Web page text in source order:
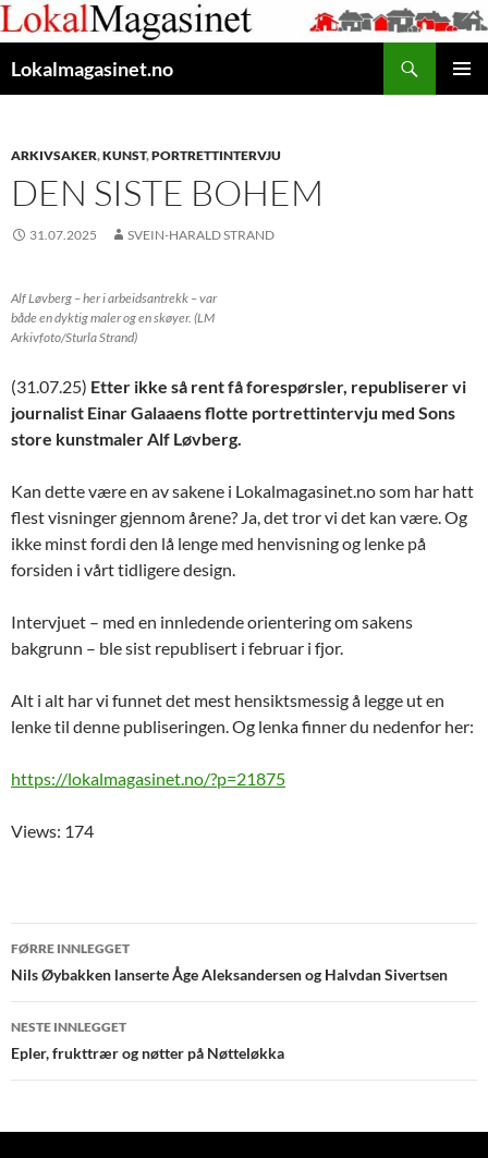
Gå
til
innhaldet
Lokalmagasinet.no
ARKIVSAKER,KUNST,PORTRETTINTERVJU
DEN SISTE BOHEM
31.07.2025 SVEIN-HARALD STRAND
Alf Løvberg – her i arbeidsantrekk – var
både en dyktig maler og en skøyer. (LM
Arkivfoto/Sturla Strand)
(31.07.25) Etter ikke så rent få forespørsler, republiserer vi
journalist Einar Galaaens flotte portrettintervju med Sons
store kunstmaler Alf Løvberg.
Kan dette være en av sakene i Lokalmagasinet.no som har hatt
flest visninger gjennom årene? Ja, det tror vi det kan være. Og
ikke minst fordi den lå lenge med henvisning og lenke på
forsiden i vårt tidligere design.
Intervjuet – med en innledende orientering om sakens
bakgrunn – ble sist republisert i februar i fjor.
Alt i alt har vi funnet det mest hensiktsmessig å legge ut en
lenke til denne publiseringen. Og lenka finner du nedenfor her:
https://lokalmagasinet.no/?p=21875
Views: 174
Innleggsnavigering
FØRRE INNLEGGET
Nils Øybakken lanserte Åge Aleksandersen og Halvdan Sivertsen
NESTE INNLEGGET
Epler, frukttrær og nøtter på Nøtteløkka